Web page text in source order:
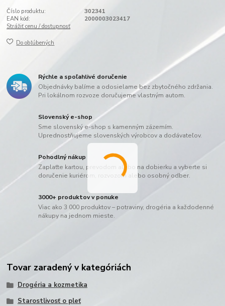
Číslo produktu:
302341
EAN kód:
2000003023417
Strážiť cenu / dostupnosť
Do obľúbených
Rýchle a spoľahlivé doručenie
Objednávky balíme a odosielame bez zbytočného zdržania.
Pri lokálnom rozvoze doručujeme vlastným autom.
Slovenský e-shop
Sme slovenský e-shop s kamenným zázemím.
Uprednostňujeme slovenských výrobcov a dodávateľov.
Pohodlný nákup
Zaplaťte kartou, prevodom alebo na dobierku a vyberte si
doručenie kuriérom, rozvozom alebo osobný odber.
3000+ produktov v ponuke
Viac ako 3 000 produktov – potraviny, drogéria a každodenné
nákupy na jednom mieste.
Tovar zaradený v kategóriách
Drogéria a kozmetika
Starostlivosť o pleť